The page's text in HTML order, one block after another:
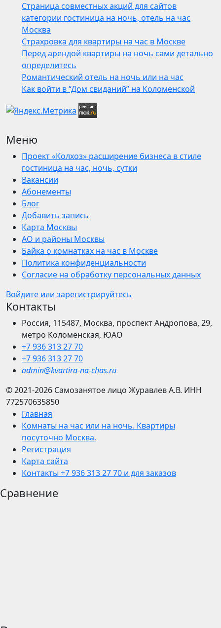
Страница совместных акций для сайтов
категории гостиница на ночь, отель на час
Москва
Страхровка для квартиры на час в Москве
Перед арендой квартиры на ночь сами детально
определитесь
Романтический отель на ночь или на час
Как войти в “Дом свиданий” на Коломенской
Меню
Проект «Колхоз» расширение бизнеса в стиле
гостиница на час, ночь, сутки
Вакансии
Абонементы
Блог
Добавить запись
Карта Москвы
АО и районы Москвы
Байка о комнатках на час в Москве
Политика конфиденциальности
Согласие на обработку персональных данных
Войдите или зарегистрируйтесь
Контакты
Россия, 115487, Москва, проспект Андропова, 29,
метро Коломенская, ЮАО
+7 936 313 27 70
+7 936 313 27 70
admin@kvartira-na-chas.ru
© 2021-2026 Самозанятое лицо Журавлев А.В. ИНН
772570635850
Главная
Комнаты на час или на ночь. Квартиры
посуточно Москва.
Регистрация
Карта сайта
Контакты +7 936 313 27 70 и для заказов
Сравнение